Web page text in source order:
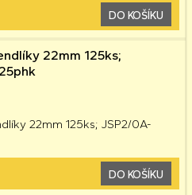
DO KOŠÍKU
22mm 125ks;
22mm 125ks; JSP2/0A-
DO KOŠÍKU